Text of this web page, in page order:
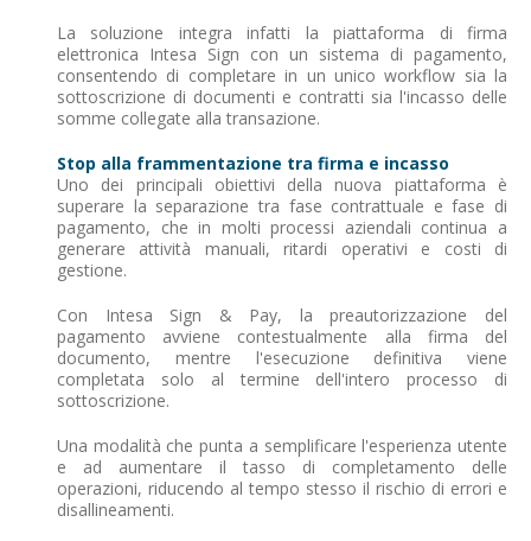
La soluzione integra infatti la piattaforma di firma
elettronica Intesa Sign con un sistema di pagamento,
consentendo di completare in un unico workflow sia la
sottoscrizione di documenti e contratti sia l'incasso delle
somme collegate alla transazione.
Stop alla frammentazione tra firma e incasso
Uno dei principali obiettivi della nuova piattaforma è
superare la separazione tra fase contrattuale e fase di
pagamento, che in molti processi aziendali continua a
generare attività manuali, ritardi operativi e costi di
gestione.
Con Intesa Sign & Pay, la preautorizzazione del
pagamento avviene contestualmente alla firma del
documento, mentre l'esecuzione definitiva viene
completata solo al termine dell'intero processo di
sottoscrizione.
Una modalità che punta a semplificare l'esperienza utente
e ad aumentare il tasso di completamento delle
operazioni, riducendo al tempo stesso il rischio di errori e
disallineamenti.